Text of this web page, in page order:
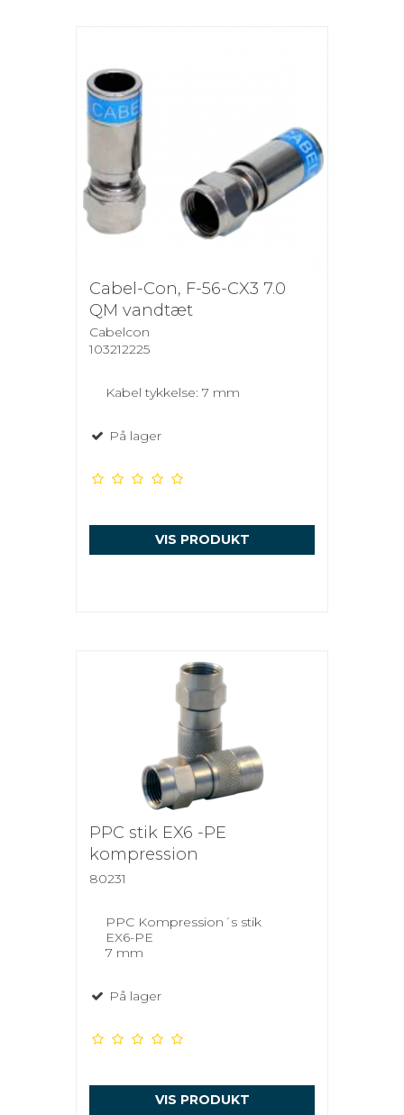
Cabel-Con, F-56-CX3 7.0
QM vandtæt
Cabelcon
103212225
Kabel tykkelse: 7 mm
På lager
VIS PRODUKT
PPC stik EX6 -PE
kompression
80231
PPC Kompression´s stik
EX6-PE
7 mm
På lager
VIS PRODUKT